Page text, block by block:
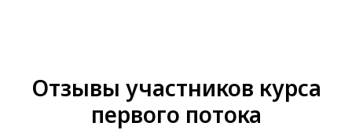
Отзывы участников курса
первого потока